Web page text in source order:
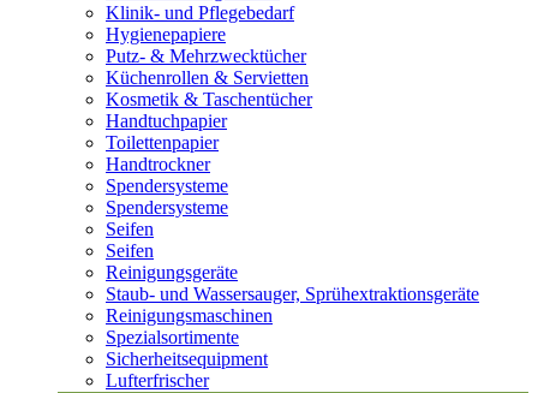
Klinik- und Pflegebedarf
Hygienepapiere
Putz- & Mehrzwecktücher
Küchenrollen & Servietten
Kosmetik & Taschentücher
Handtuchpapier
Toilettenpapier
Handtrockner
Spendersysteme
Spendersysteme
Seifen
Seifen
Reinigungsgeräte
Staub- und Wassersauger, Sprühextraktionsgeräte
Reinigungsmaschinen
Spezialsortimente
Sicherheitsequipment
Lufterfrischer